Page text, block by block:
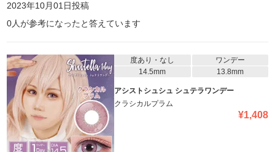
2023年10月01日投稿
0人が参考になったと答えています
度あり・なし
ワンデー
14.5mm
13.8mm
アシストシュシュ シュテラワンデー
クラシカルプラム
¥1,408